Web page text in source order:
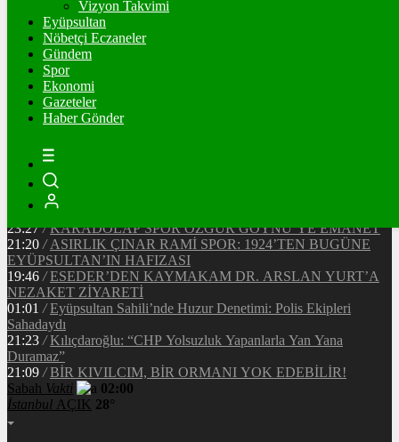
TETHER
Vizyon Takvimi
Eyüpsultan
Nöbetçi Eczaneler
Gündem
Spor
Ekonomi
Gazeteler
Haber Gönder
20:37 / CHP EYÜPSULTAN İLÇE ÖRGÜTÜ ÜYELERİ
/ MHP EYÜPSULTAN TEŞKİLATI’NIN ACI GÜNÜ
13:33
/ BAŞKAN DR. MİTHAT BÜLENT ÖZMEN’DEN
KAMUOYUNA AÇIKLAMA
Makyaj Sanatçısı Uzay Damla Yıldız, Uluslararası
Başarılarıyla Türkiye’yi Temsil Ediyor
23:27 / KARADOLAP SPOR ÖZGÜR GÖYNÜ’YE EMANET
21:20 / ASIRLIK ÇINAR RAMİ SPOR: 1924’TEN BUGÜNE
EYÜPSULTAN’IN HAFIZASI
19:46 / ESEDER’DEN KAYMAKAM DR. ARSLAN YURT’A
NEZAKET ZİYARETİ
01:01 / Eyüpsultan Sahili’nde Huzur Denetimi: Polis Ekipleri
Sahadaydı
21:23 / Kılıçdaroğlu: “CHP Yolsuzluk Yapanlarla Yan Yana
Duramaz”
21:09 / BİR KIVILCIM, BİR ORMANI YOK EDEBİLİR!
Sabah Vakti
02:00
İstanbul AÇIK 28°